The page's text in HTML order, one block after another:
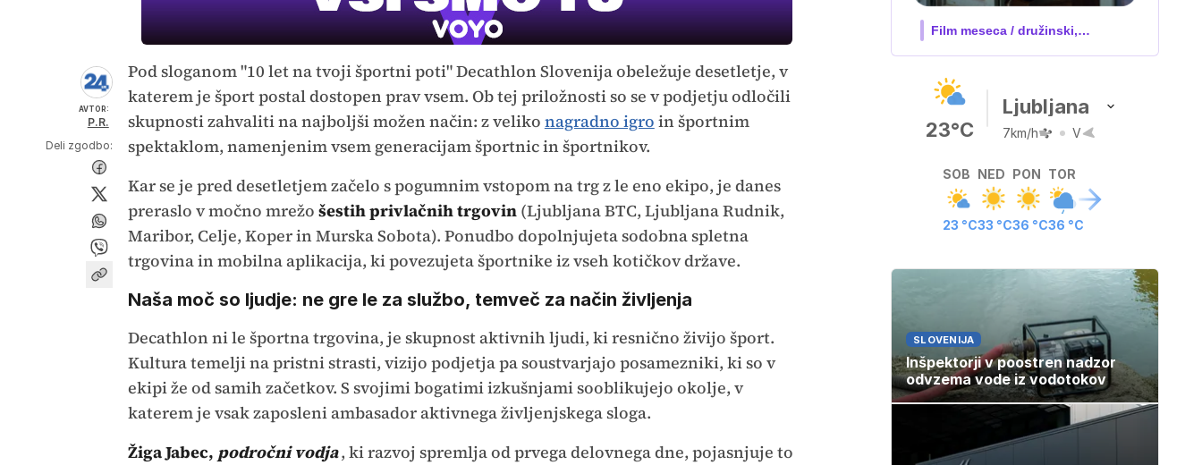
AVTOR:
P.R.
Deli zgodbo:
Pod sloganom "10 let na tvoji športni poti" Decathlon Slovenija obeležuje desetletje, v
katerem je šport postal dostopen prav vsem. Ob tej priložnosti so se v podjetju odločili
skupnosti zahvaliti na najboljši možen način: z veliko nagradno igro in športnim
spektaklom, namenjenim vsem generacijam športnic in športnikov.
Kar se je pred desetletjem začelo s pogumnim vstopom na trg z le eno ekipo, je danes
preraslo v močno mrežo šestih privlačnih trgovin(Ljubljana BTC, Ljubljana Rudnik,
Maribor, Celje, Koper in Murska Sobota). Ponudbo dopolnjujeta sodobna spletna
trgovina in mobilna aplikacija, ki povezujeta športnike iz vseh kotičkov države.
Naša moč so ljudje: ne gre le za službo, temveč za način življenja
Decathlon ni le športna trgovina, je skupnost aktivnih ljudi, ki resnično živijo šport.
Kultura temelji na pristni strasti, vizijo podjetja pa soustvarjajo posamezniki, ki so v
ekipi že od samih začetkov. S svojimi bogatimi izkušnjami sooblikujejo okolje, v
katerem je vsak zaposleni ambasador aktivnega življenjskega sloga.
Žiga Jabec, področni vodja, ki razvoj spremlja od prvega delovnega dne, pojasnjuje to
pustolovski
V živo na VOYO: sreda ob 20.30
23°C
Ljubljana
7km/h V
SOB
23 °C
NED
33 °C
PON
36 °C
TOR
36 °C
SLOVENIJA
Inšpektorji v poostren nadzor
odvzema vode iz vodotokov